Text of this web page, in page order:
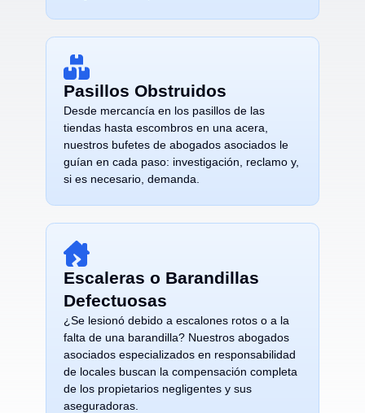
Pasillos Obstruidos
Desde mercancía en los pasillos de las
tiendas hasta escombros en una acera,
nuestros bufetes de abogados asociados le
guían en cada paso: investigación, reclamo y,
si es necesario, demanda.
Escaleras o Barandillas
Defectuosas
¿Se lesionó debido a escalones rotos o a la
falta de una barandilla? Nuestros abogados
asociados especializados en responsabilidad
de locales buscan la compensación completa
de los propietarios negligentes y sus
aseguradoras.